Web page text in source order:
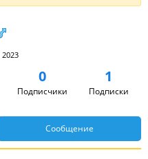
0
Подписчики
1
Подписки
Сообщение